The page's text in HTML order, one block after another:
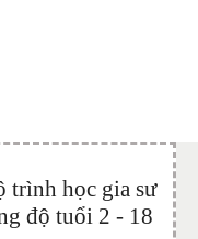
trình học gia sư
độ tuổi 2 - 18